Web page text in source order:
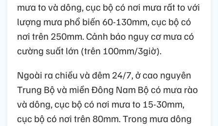
mưa to và dông, cục bộ có nơi mưa rất to với
lượng mưa phổ biến 60-130mm, cục bộ có
nơi trên 250mm. Cảnh báo nguy cơ mưa có
cường suất lớn (trên 100mm/3giờ).
Ngoài ra chiều và đêm 24/7, ở cao nguyên
Trung Bộ và miền Đông Nam Bộ có mưa rào
và dông, cục bộ có nơi mưa to 15-30mm,
cục bộ có nơi trên 80mm. Trong mưa dông